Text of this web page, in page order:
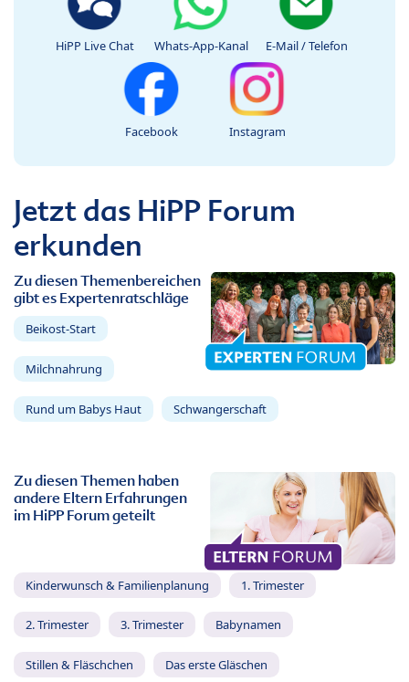
HiPP Live Chat Whats-App-Kanal E-Mail / Telefon
Facebook Instagram
Jetzt das HiPP Forum
erkunden
Zu diesen Themenbereichen
gibt es Expertenratschläge
Beikost-Start
Milchnahrung
Rund um Babys Haut Schwangerschaft
Zu diesen Themen haben
andere Eltern Erfahrungen
im HiPP Forum geteilt
Kinderwunsch & Familienplanung 1. Trimester
2. Trimester 3. Trimester Babynamen
Stillen & Fläschchen Das erste Gläschen